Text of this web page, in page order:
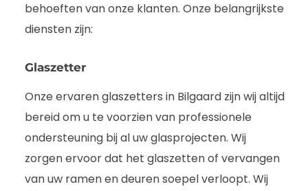
behoeften van onze klanten. Onze belangrijkste
diensten zijn:
Glaszetter
Onze ervaren glaszetters in Bilgaard zijn wij altijd
bereid om u te voorzien van professionele
ondersteuning bij al uw glasprojecten. Wij
zorgen ervoor dat het glaszetten of vervangen
van uw ramen en deuren soepel verloopt. Wij